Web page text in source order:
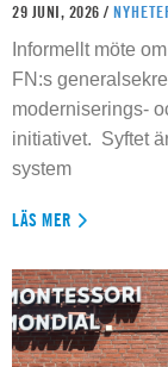
29 JUNI, 2026 /
Informellt möte
FN:s
moderniserings-
initiativet. Syftet
system
LÄS MER